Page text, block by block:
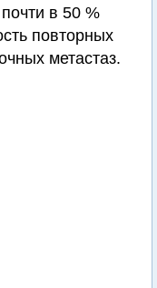
в 50 %
повторных
метастаз.